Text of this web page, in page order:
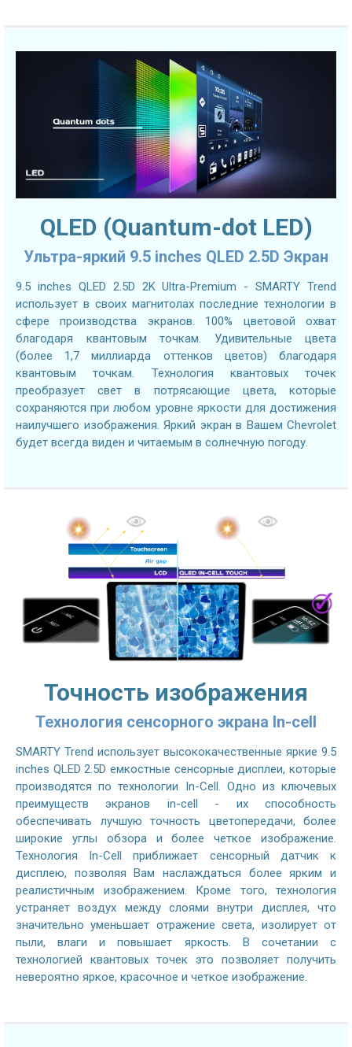
QLED (Quantum-dot LED)
Ультра-яркий 9.5 inches QLED 2.5D Экран
9.5 inches QLED 2.5D 2K Ultra-Premium - SMARTY Trend
использует в своих магнитолах последние технологии в
сфере производства экранов. 100% цветовой охват
благодаря квантовым точкам. Удивительные цвета
(более 1,7 миллиарда оттенков цветов) благодаря
квантовым точкам. Технология квантовых точек
преобразует свет в потрясающие цвета, которые
сохраняются при любом уровне яркости для достижения
наилучшего изображения. Яркий экран в Вашем Chevrolet
будет всегда виден и читаемым в солнечную погоду.
Точность изображения
Технология сенсорного экрана In-cell
SMARTY Trend использует высококачественные яркие 9.5
inches QLED 2.5D емкостные сенсорные дисплеи, которые
производятся по технологии In-Cell. Одно из ключевых
преимуществ экранов in-cell - их способность
обеспечивать лучшую точность цветопередачи, более
широкие углы обзора и более четкое изображение.
Технология In-Cell приближает сенсорный датчик к
дисплею, позволяя Вам наслаждаться более ярким и
реалистичным изображением. Кроме того, технология
устраняет воздух между слоями внутри дисплея, что
значительно уменьшает отражение света, изолирует от
пыли, влаги и повышает яркость. В сочетании с
технологией квантовых точек это позволяет получить
невероятно яркое, красочное и четкое изображение.